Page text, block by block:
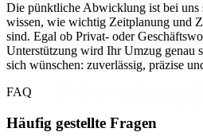
Die pünktliche Abwicklung ist bei uns
wissen, wie wichtig Zeitplanung und
sind. Egal ob Privat- oder
Unterstützung wird Ihr Umzug genau
sich wünschen: zuverlässig, präzise
FAQ
Häufig gestellte Fragen